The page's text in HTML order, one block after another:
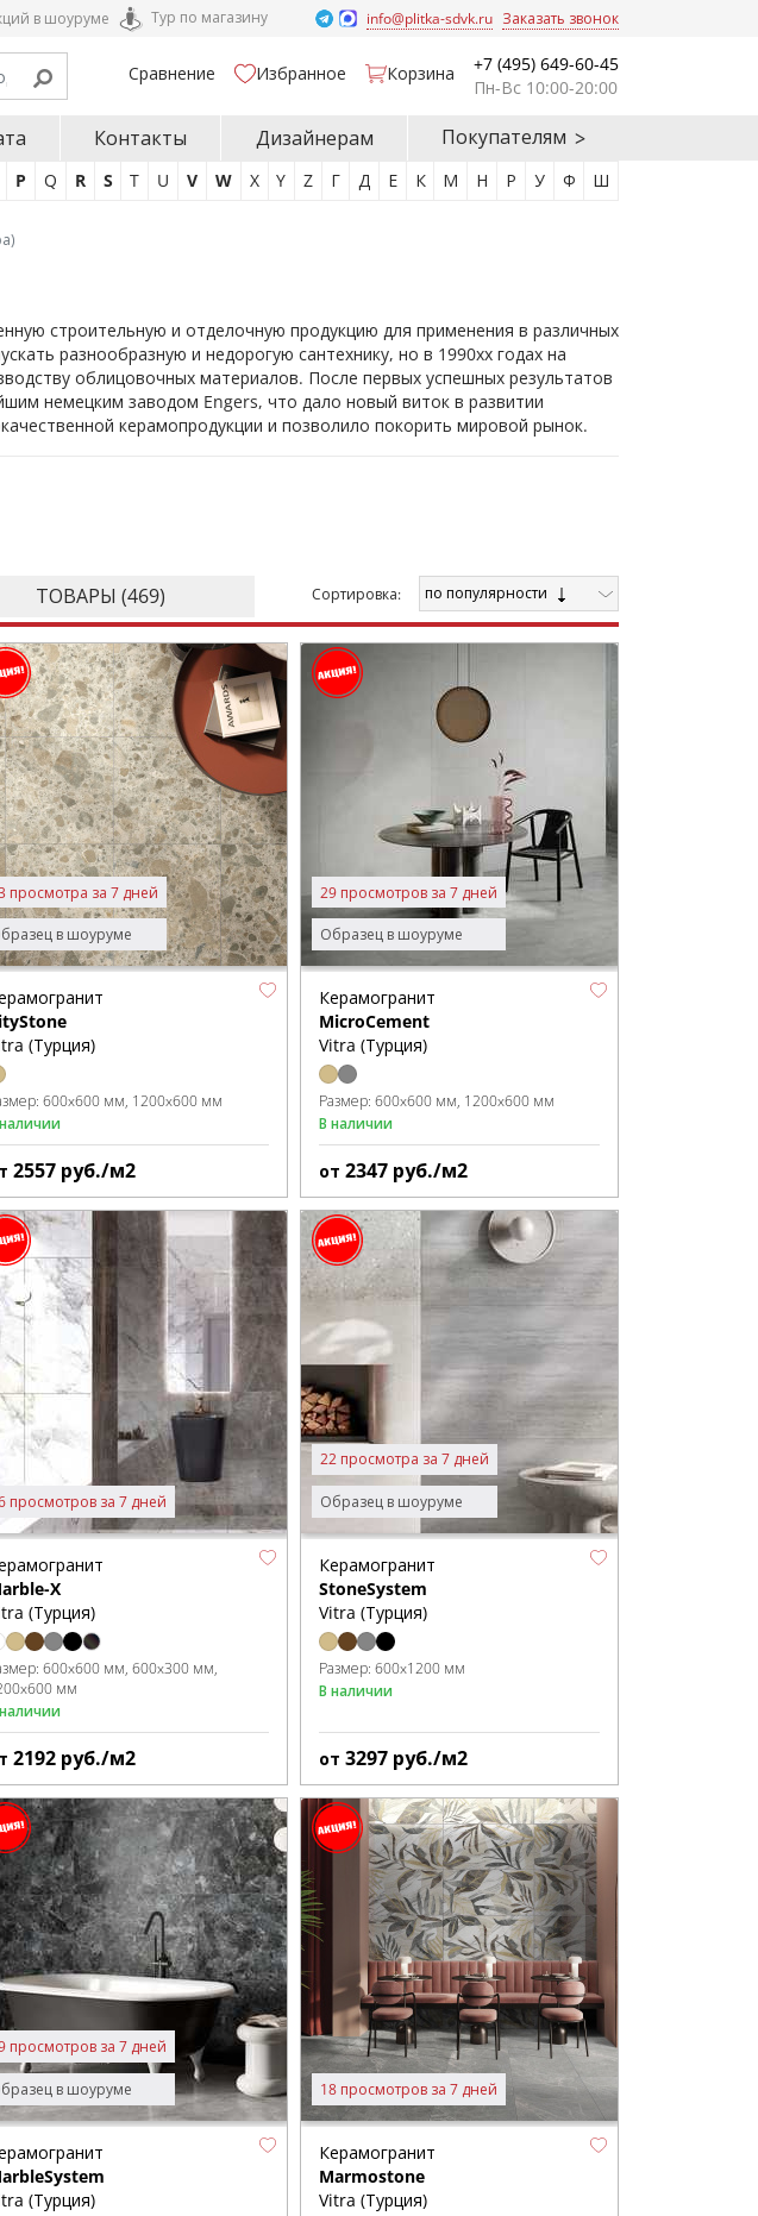
в шоуруме Тур по магазину info@plitka-sdvk.ru Заказать звонок
Сравнение Избранное Корзина
+7 (495) 649-60-45
Пн-Вс 10:00-20:00
Контакты Дизайнерам Покупателям
P Q R S T U V W X Y Z Г Д Е К М Н Р У Ф Ш
строительную и отделочную продукцию для применения в различных
разнообразную и недорогую сантехнику, но в 1990хх годах на
облицовочных материалов. После первых успешных результатов
немецким заводом Engers, что дало новый виток в развитии
керамопродукции и позволило покорить мировой рынок.
ТОВАРЫ (469) Cортировка: по популярности
в шоуруме
просмотра за 7 дней
(Турция)
600x600 мм 1200x600 мм
2557 руб./м2
Образец в шоуруме
29 просмотров за 7 дней
Керамогранит
MicroCement
Vitra (Турция)
Размер: 600x600 мм 1200x600 мм
В наличии
от 2347 руб./м2
просмотров за 7 дней
X
(Турция)
600x600 мм 600x300 мм
мм
2192 руб./м2
Образец в шоуруме
22 просмотра за 7 дней
Керамогранит
StoneSystem
Vitra (Турция)
Размер: 600x1200 мм
В наличии
от 3297 руб./м2
в шоуруме
просмотров за 7 дней
(Турция)
18 просмотров за 7 дней
Керамогранит
Marmostone
Vitra (Турция)